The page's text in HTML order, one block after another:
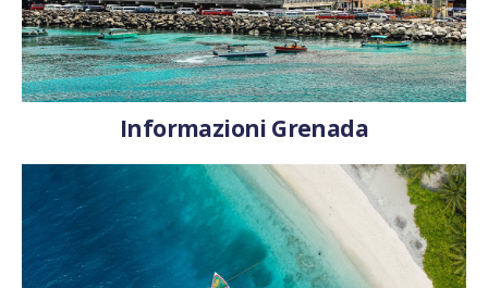
Informazioni Grenada